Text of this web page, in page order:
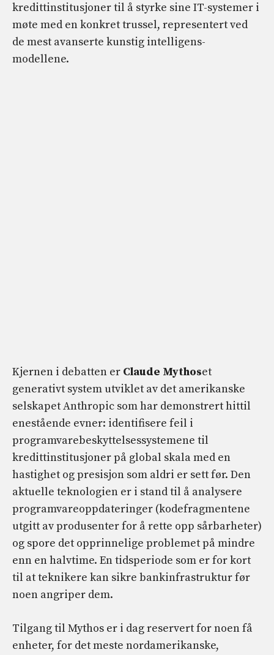
kredittinstitusjoner til å styrke sine IT-systemer i
møte med en konkret trussel, representert ved
de mest avanserte kunstig intelligens-
modellene.
Kjernen i debatten er Claude Mythoset
generativt system utviklet av det amerikanske
selskapet Anthropic som har demonstrert hittil
enestående evner: identifisere feil i
programvarebeskyttelsessystemene til
kredittinstitusjoner på global skala med en
hastighet og presisjon som aldri er sett før. Den
aktuelle teknologien er i stand til å analysere
programvareoppdateringer (kodefragmentene
utgitt av produsenter for å rette opp sårbarheter)
og spore det opprinnelige problemet på mindre
enn en halvtime. En tidsperiode som er for kort
til at teknikere kan sikre bankinfrastruktur før
noen angriper dem.
Tilgang til Mythos er i dag reservert for noen få
enheter, for det meste nordamerikanske,